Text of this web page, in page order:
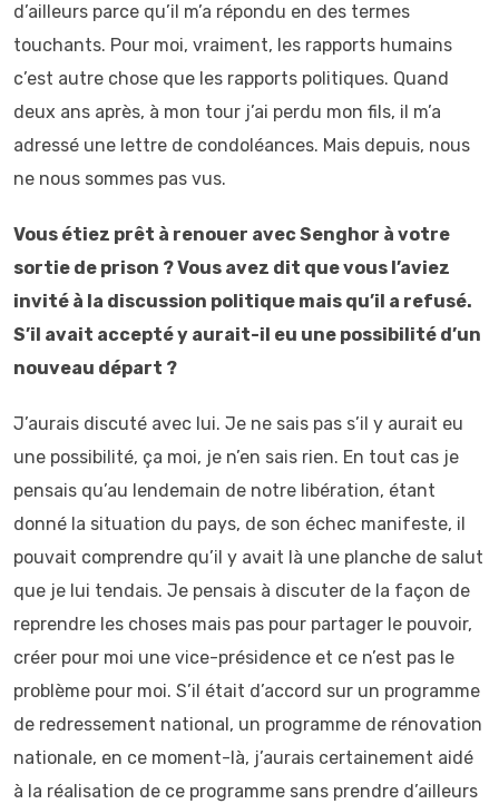
d’ailleurs parce qu’il m’a répondu en des termes
touchants. Pour moi, vraiment, les rapports humains
c’est autre chose que les rapports politiques. Quand
deux ans après, à mon tour j’ai perdu mon fils, il m’a
adressé une lettre de condoléances. Mais depuis, nous
ne nous sommes pas vus.
Vous étiez prêt à renouer avec Senghor à votre
sortie de prison ? Vous avez dit que vous l’aviez
invité à la discussion politique mais qu’il a refusé.
S’il avait accepté y aurait-il eu une possibilité d’un
nouveau départ ?
J’aurais discuté avec lui. Je ne sais pas s’il y aurait eu
une possibilité, ça moi, je n’en sais rien. En tout cas je
pensais qu’au lendemain de notre libération, étant
donné la situation du pays, de son échec manifeste, il
pouvait comprendre qu’il y avait là une planche de salut
que je lui tendais. Je pensais à discuter de la façon de
reprendre les choses mais pas pour partager le pouvoir,
créer pour moi une vice-présidence et ce n’est pas le
problème pour moi. S’il était d’accord sur un programme
de redressement national, un programme de rénovation
nationale, en ce moment-là, j’aurais certainement aidé
à la réalisation de ce programme sans prendre d’ailleurs